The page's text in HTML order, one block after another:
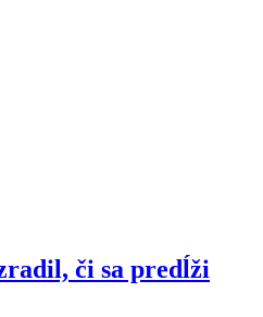
či sa predĺži